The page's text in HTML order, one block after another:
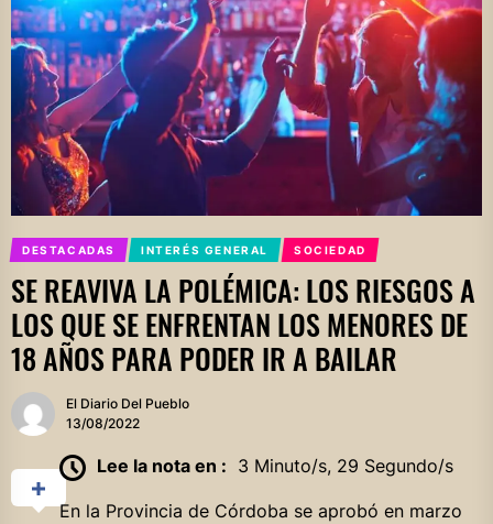
DESTACADAS INTERÉS GENERAL SOCIEDAD
SE REAVIVA LA POLÉMICA: LOS RIESGOS A
LOS QUE SE ENFRENTAN LOS MENORES DE
18 AÑOS PARA PODER IR A BAILAR
El Diario Del Pueblo
13/08/2022
Lee la nota en : 3 Minuto/s, 29 Segundo/s
En la Provincia de Córdoba se aprobó en marzo